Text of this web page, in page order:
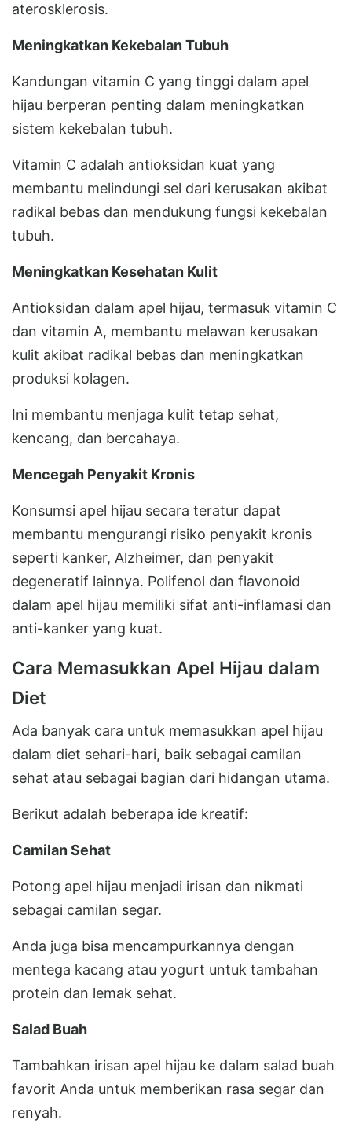
aterosklerosis.
Meningkatkan Kekebalan Tubuh
Kandungan vitamin C yang tinggi dalam apel
hijau berperan penting dalam meningkatkan
sistem kekebalan tubuh.
Vitamin C adalah antioksidan kuat yang
membantu melindungi sel dari kerusakan akibat
radikal bebas dan mendukung fungsi kekebalan
tubuh.
Meningkatkan Kesehatan Kulit
Antioksidan dalam apel hijau, termasuk vitamin C
dan vitamin A, membantu melawan kerusakan
kulit akibat radikal bebas dan meningkatkan
produksi kolagen.
Ini membantu menjaga kulit tetap sehat,
kencang, dan bercahaya.
Mencegah Penyakit Kronis
Konsumsi apel hijau secara teratur dapat
membantu mengurangi risiko penyakit kronis
seperti kanker, Alzheimer, dan penyakit
degeneratif lainnya. Polifenol dan flavonoid
dalam apel hijau memiliki sifat anti-inflamasi dan
anti-kanker yang kuat.
Cara Memasukkan Apel Hijau dalam
Diet
Ada banyak cara untuk memasukkan apel hijau
dalam diet sehari-hari, baik sebagai camilan
sehat atau sebagai bagian dari hidangan utama.
Berikut adalah beberapa ide kreatif:
Camilan Sehat
Potong apel hijau menjadi irisan dan nikmati
sebagai camilan segar.
Anda juga bisa mencampurkannya dengan
mentega kacang atau yogurt untuk tambahan
protein dan lemak sehat.
Salad Buah
Tambahkan irisan apel hijau ke dalam salad buah
favorit Anda untuk memberikan rasa segar dan
renyah.